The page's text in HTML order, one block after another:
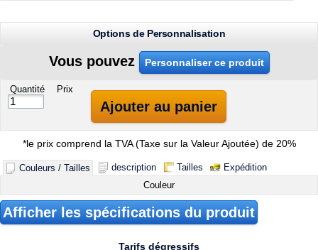
Options de Personnalisation
Vous pouvez Personnaliser ce produit
Quantité Prix
Ajouter au panier
*le prix comprend la TVA (Taxe sur la Valeur Ajoutée) de 20%
Couleurs / Tailles description Tailles
Expédition
Couleur
Afficher les spécifications du produit
Tarifs dégressifs